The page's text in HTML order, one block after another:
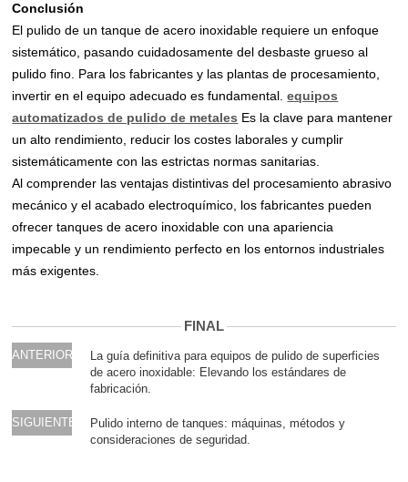
Conclusión
El pulido de un tanque de acero inoxidable requiere un enfoque
sistemático, pasando cuidadosamente del desbaste grueso al
pulido fino. Para los fabricantes y las plantas de procesamiento,
invertir en el equipo adecuado es fundamental.equipos
automatizados de pulido de metales Es la clave para mantener
un alto rendimiento, reducir los costes laborales y cumplir
sistemáticamente con las estrictas normas sanitarias.
Al comprender las ventajas distintivas del procesamiento abrasivo
mecánico y el acabado electroquímico, los fabricantes pueden
ofrecer tanques de acero inoxidable con una apariencia
impecable y un rendimiento perfecto en los entornos industriales
más exigentes.
FINAL
ANTERIOR
La guía definitiva para equipos de pulido de superficies
de acero inoxidable: Elevando los estándares de
fabricación.
SIGUIENTE
Pulido interno de tanques: máquinas, métodos y
consideraciones de seguridad.